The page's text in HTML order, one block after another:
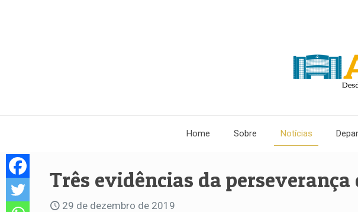
Home Sobre Notícias
Três evidências da perseverança
29 de dezembro de 2019